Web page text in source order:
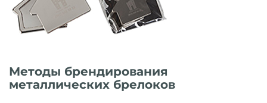
Методы брендирования
металлических брелоков